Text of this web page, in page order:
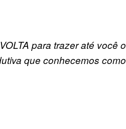
para trazer até você o
que conhecemos como